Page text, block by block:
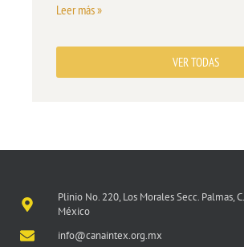
Leer más »
VER TODAS
Plinio No. 220, Los Morales Secc. Palmas,
México
info@canaintex.org.mx